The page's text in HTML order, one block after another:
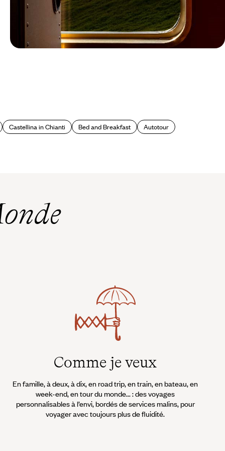
Castellina in Chianti Bed and Breakfast Autotour
Comme je veux
En famille, à deux, à dix, en road trip, en train, en bateau, en
week-end, en tour du monde... : des voyages
personnalisables à l’envi, bordés de services malins, pour
voyager avec toujours plus de fluidité.